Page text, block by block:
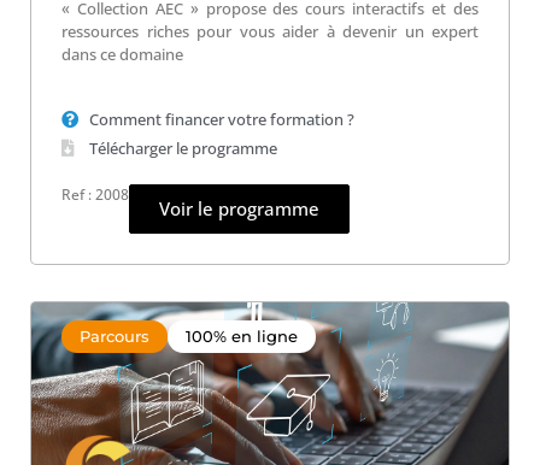
« Collection AEC » propose des cours interactifs et des
ressources riches pour vous aider à devenir un expert
dans ce domaine
Comment financer votre formation ?
Télécharger le programme
Ref : 2008
Voir le programme
Parcours 100% en ligne